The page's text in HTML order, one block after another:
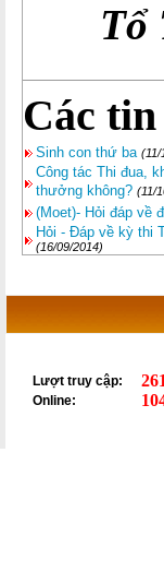
Tổ
Các
Sinh con thứ ba (11/
Công tác Thi đua,
thưởng không? (11/
(Moet)- Hỏi đáp về
Hỏi - Đáp về kỳ thi
(16/09/2014)
Lượt truy cập:
Online: